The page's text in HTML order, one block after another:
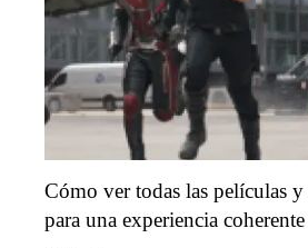
Cómo ver todas las películas
para una experiencia coherente